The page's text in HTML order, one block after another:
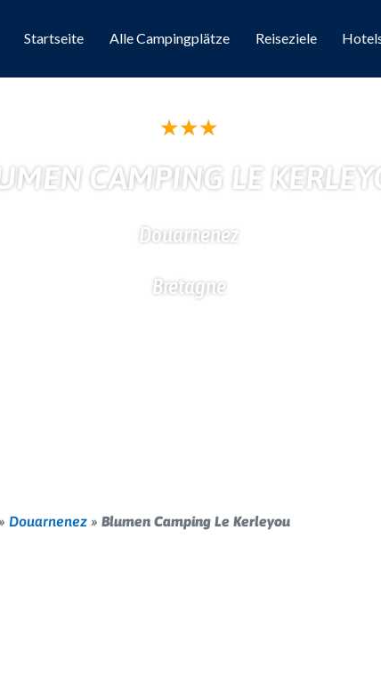
Startseite Alle Campingplätze Reiseziele
★★★
CAMPING LE
Douarnenez
Bretagne
Douarnenez » Blumen Camping Le Kerleyou